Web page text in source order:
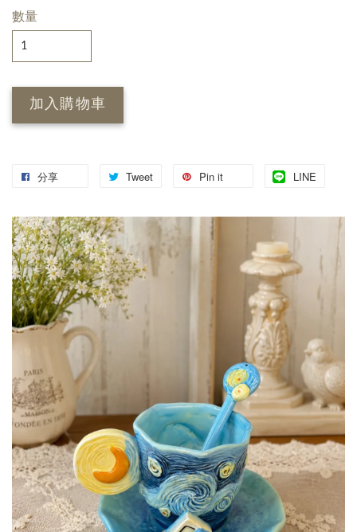
數量
加入購物車
分享 Tweet Pin it LINE